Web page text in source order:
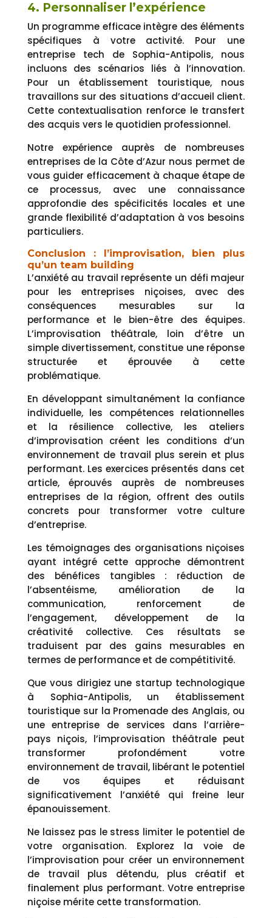
4. Personnaliser l’expérience
Un programme efficace intègre des éléments
spécifiques à votre activité. Pour une
entreprise tech de Sophia-Antipolis, nous
incluons des scénarios liés à l’innovation.
Pour un établissement touristique, nous
travaillons sur des situations d’accueil client.
Cette contextualisation renforce le transfert
des acquis vers le quotidien professionnel.
Notre expérience auprès de nombreuses
entreprises de la Côte d’Azur nous permet de
vous guider efficacement à chaque étape de
ce processus, avec une connaissance
approfondie des spécificités locales et une
grande flexibilité d’adaptation à vos besoins
particuliers.
Conclusion : l’improvisation, bien plus
qu’un team building
L’anxiété au travail représente un défi majeur
pour les entreprises niçoises, avec des
conséquences mesurables sur la
performance et le bien-être des équipes.
L’improvisation théâtrale, loin d’être un
simple divertissement, constitue une réponse
structurée et éprouvée à cette
problématique.
En développant simultanément la confiance
individuelle, les compétences relationnelles
et la résilience collective, les ateliers
d’improvisation créent les conditions d’un
environnement de travail plus serein et plus
performant. Les exercices présentés dans cet
article, éprouvés auprès de nombreuses
entreprises de la région, offrent des outils
concrets pour transformer votre culture
d’entreprise.
Les témoignages des organisations niçoises
ayant intégré cette approche démontrent
des bénéfices tangibles : réduction de
l’absentéisme, amélioration de la
communication, renforcement de
l’engagement, développement de la
créativité collective. Ces résultats se
traduisent par des gains mesurables en
termes de performance et de compétitivité.
Que vous dirigiez une startup technologique
à Sophia-Antipolis, un établissement
touristique sur la Promenade des Anglais, ou
une entreprise de services dans l’arrière-
pays niçois, l’improvisation théâtrale peut
transformer profondément votre
environnement de travail, libérant le potentiel
de vos équipes et réduisant
significativement l’anxiété qui freine leur
épanouissement.
Ne laissez pas le stress limiter le potentiel de
votre organisation. Explorez la voie de
l’improvisation pour créer un environnement
de travail plus détendu, plus créatif et
finalement plus performant. Votre entreprise
niçoise mérite cette transformation.